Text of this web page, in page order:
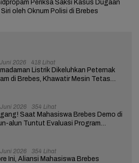
Periksa Saksi Kasus Dugaan
oleh Oknum Polisi di Brebes
2026 418 Lihat
Listrik Dikeluhkan Peternak
di Brebes, Khawatir Mesin Tetas
2026 354 Lihat
Saat Mahasiswa Brebes Demo di
alun Tuntut Evaluasi Program
2026 354 Lihat
Ini, Aliansi Mahasiswa Brebes